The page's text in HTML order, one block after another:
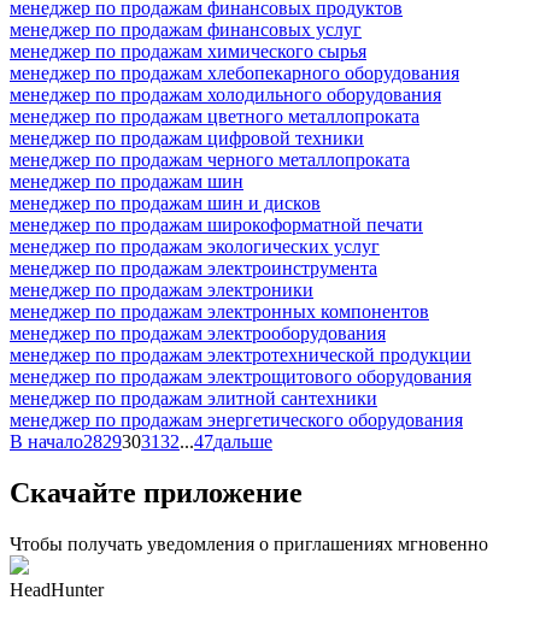
менеджер по продажам финансовых продуктов
менеджер по продажам финансовых услуг
менеджер по продажам химического сырья
менеджер по продажам хлебопекарного оборудования
менеджер по продажам холодильного оборудования
менеджер по продажам цветного металлопроката
менеджер по продажам цифровой техники
менеджер по продажам черного металлопроката
менеджер по продажам шин
менеджер по продажам шин и дисков
менеджер по продажам широкоформатной печати
менеджер по продажам экологических услуг
менеджер по продажам электроинструмента
менеджер по продажам электроники
менеджер по продажам электронных компонентов
менеджер по продажам электрооборудования
менеджер по продажам электротехнической продукции
менеджер по продажам электрощитового оборудования
менеджер по продажам элитной сантехники
менеджер по продажам энергетического оборудования
В начало2829303132...47дальше
Скачайте приложение
Чтобы получать уведомления о приглашениях мгновенно
HeadHunter